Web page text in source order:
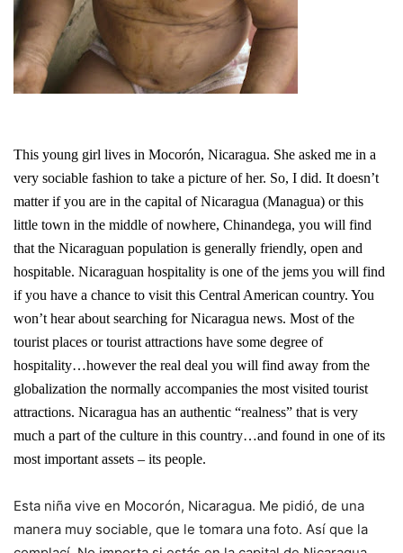
This young girl lives in Mocorón, Nicaragua. She asked me in a
very sociable fashion to take a picture of her. So, I did. It doesn’t
matter if you are in the capital of Nicaragua (Managua) or this
little town in the middle of nowhere, Chinandega, you will find
that the Nicaraguan population is generally friendly, open and
hospitable. Nicaraguan hospitality is one of the jems you will find
if you have a chance to visit this Central American country. You
won’t hear about searching for Nicaragua news. Most of the
tourist places or tourist attractions have some degree of
hospitality…however the real deal you will find away from the
globalization the normally accompanies the most visited tourist
attractions. Nicaragua has an authentic “realness” that is very
much a part of the culture in this country…and found in one of its
most important assets – its people.
Esta niña vive en Mocorón, Nicaragua. Me pidió, de una
manera muy sociable, que le tomara una foto. Así que la